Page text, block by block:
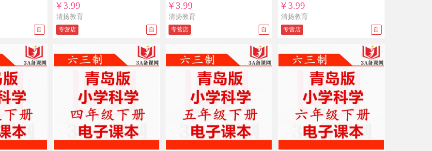
级上册下册整册打包下载
09/23
新部编人教版八年级上册语文PPT课件
教案试题练习导学案教学计划
免*** ￥19.9
人教版新部编版小学道德与法治法制
PPT课件配套教案素材一二三四五六年
级上册下册整册打包下载
免*** ￥15
沪教版初中数学六年级七年级八年级九
年级上册下册PPT课件教案导学案试题
免*** ￥39.9
新部编版人教版小学一年级语文上册下
册比赛课公开课获奖视频配套优秀教案
PPT课件同课异构课堂实录
自
￥3.99
清扬教育
专营店 自
￥3.99
清扬教育
专营店 自
￥3.99
清扬教育
专营店 自